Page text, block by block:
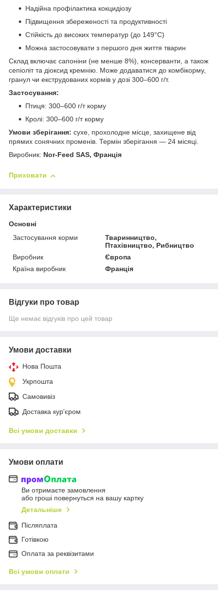
Надійна профілактика кокцидіозу
Підвищення збереженості та продуктивності
Стійкість до високих температур (до 149°C)
Можна застосовувати з першого дня життя тварин
Склад включає сапоніни (не менше 8%), консерванти, а також
сепіоліт та діоксид кремнію. Може додаватися до комбікорму,
гранул чи екструдованих кормів у дозі 300–600 г/т.
Застосування:
Птиця: 300–600 г/т корму
Кролі: 300–600 г/т корму
Умови зберігання: сухе, прохолодне місце, захищене від
прямих сонячних променів. Термін зберігання — 24 місяці.
Виробник: Nor-Feed SAS, Франція
Приховати
Характеристики
Основні
Застосування корми
Тваринництво,
Птахівництво, Рибництво
Виробник
Європа
Країна виробник
Франція
Відгуки про товар
Ще немає відгуків про цей товар
Умови доставки
Нова Пошта
Укрпошта
Самовивіз
Доставка кур'єром
Всі умови доставки
Умови оплати
Ви отримаєте замовлення
або гроші повернуться на вашу картку
Детальніше
Післяплата
Готівкою
Оплата за реквізитами
Всі умови оплати